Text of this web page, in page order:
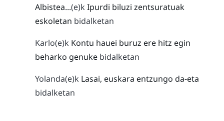
Albistea...(e)k Ipurdi biluzi zentsuratuak
eskoletan bidalketan
Karlo(e)k Kontu hauei buruz ere hitz egin
beharko genuke bidalketan
Yolanda(e)k Lasai, euskara entzungo da-eta
bidalketan